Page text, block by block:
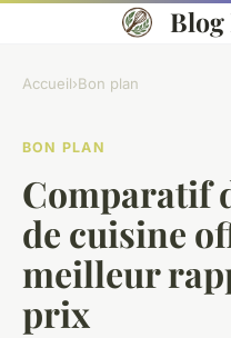
Blog
Accueil›Bon plan
BON PLAN
Comparatif
de cuisine
meilleur
prix